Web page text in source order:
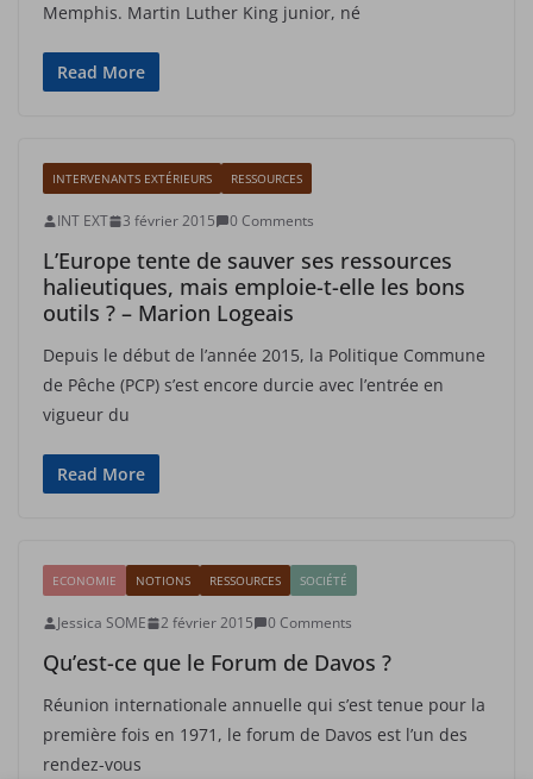
Memphis. Martin Luther King junior, né
Read More
INTERVENANTS EXTÉRIEURS RESSOURCES
INT EXT 3 février 2015 0 Comments
L’Europe tente de sauver ses ressources
halieutiques, mais emploie-t-elle les bons
outils ? – Marion Logeais
Depuis le début de l’année 2015, la Politique Commune
de Pêche (PCP) s’est encore durcie avec l’entrée en
vigueur du
Read More
ECONOMIE NOTIONS RESSOURCES SOCIÉTÉ
Jessica SOME 2 février 2015 0 Comments
Qu’est-ce que le Forum de Davos ?
Réunion internationale annuelle qui s’est tenue pour la
première fois en 1971, le forum de Davos est l’un des
rendez-vous